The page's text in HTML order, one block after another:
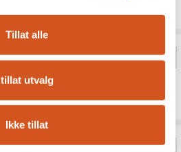
Tillat alle
tillat utvalg
Ikke tillat